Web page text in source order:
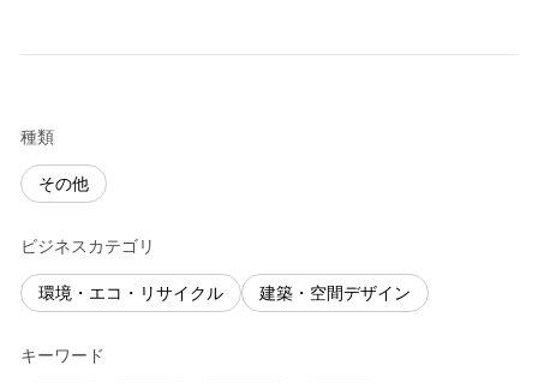
種類
その他
ビジネスカテゴリ
環境・エコ・リサイクル 建築・空間デザイン
キーワード